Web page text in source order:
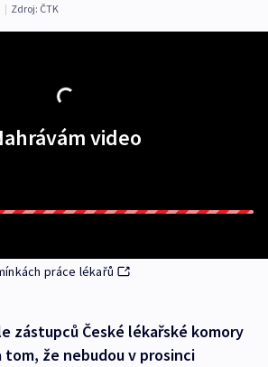
| Zdroj: ČTK
video
práce lékařů
zástupců České lékařské komory
tom, že nebudou v prosinci